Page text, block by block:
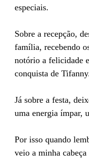
especiais.
Sobre a recepção,
família, recebendo
notório a felicidade
conquista de
Já sobre a festa,
uma energia ímpar,
Por isso quando
veio a minha